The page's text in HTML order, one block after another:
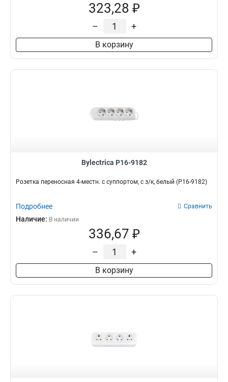
323,28 ₽
– +
В корзину
Bylectrica Р16-9182
Розетка переносная 4-местн. с суппортом, с з/к, белый (Р16-9182)
Подробнее Сравнить
Наличие: В наличии
336,67 ₽
– +
В корзину